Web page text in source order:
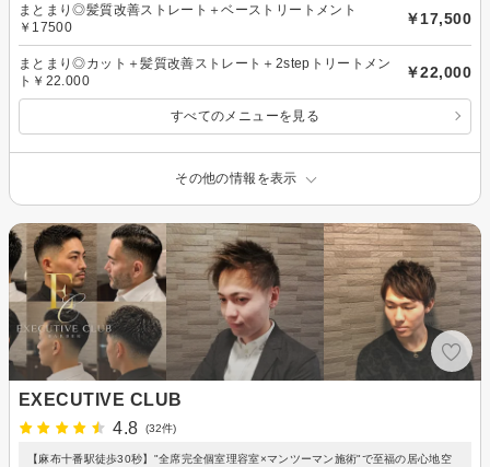
まとまり◎髪質改善ストレート＋ベーストリートメント
￥17500
￥17,500
まとまり◎カット＋髪質改善ストレート＋2stepトリートメン
ト￥22.000
￥22,000
すべてのメニューを見る
その他の情報を表示
EXECUTIVE CLUB
4.8
(32件)
【麻布十番駅徒歩30秒】"全席完全個室理容室×マンツーマン施術"で至福の居心地空